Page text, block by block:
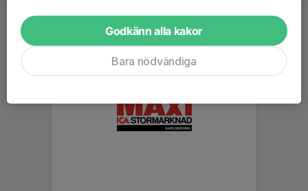
Godkänn alla kakor
Bara nödvändiga